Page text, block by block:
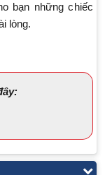
bạn những chiếc
lòng.